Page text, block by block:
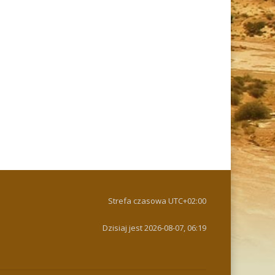
Strefa czasowa UTC+02:00
Dzisiaj jest 2026-08-07, 06:19